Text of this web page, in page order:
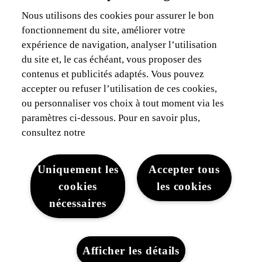
Je suis gestionnaire de flotte
Assurances & Financement
Découvrez Lexus
Mentions Légales
Mentions légales Cookies du site
Lexus-Belgique © 2026
Nous utilisons des cookies pour assurer le bon
fonctionnement du site, améliorer votre
expérience de navigation, analyser l’utilisation
du site et, le cas échéant, vous proposer des
contenus et publicités adaptés. Vous pouvez
accepter ou refuser l’utilisation de ces cookies,
ou personnaliser vos choix à tout moment via les
paramètres ci-dessous. Pour en savoir plus,
consultez notre
Accepter tous
les cookies
Uniquement les
cookies
nécessaires
Afficher les détails